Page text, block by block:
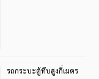
รถกระบะตู้ทึบสูงกี่เมตร